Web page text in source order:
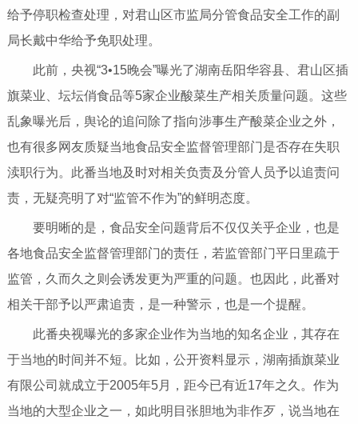
给予停职检查处理，对君山区市监局分管食品安全工作的副
局长戴中华给予免职处理。
此前， 央视“3•15晚会”曝光了湖南岳阳华容县、君山区插
旗菜业、坛坛俏食品等5家企业酸菜生产相关质量问题。这些
乱象曝光后，舆论的追问除了指向涉事生产酸菜企业之外，
也有很多网友质疑当地食品安全监督管理部门是否存在失职
渎职行为。此番当地及时对相关负责及分管人员予以追责问
责，无疑亮明了对“监管不作为”的鲜明态度。
要明晰的是，食品安全问题背后不仅仅关乎企业，也是
各地食品安全监督管理部门的责任，若监管部门平日里疏于
监管，久而久之则会诱发更为严重的问题。也因此，此番对
相关干部予以严肃追责，是一种警示，也是一个提醒。
此番央视曝光的多家企业作为当地的知名企业，其存在
于当地的时间并不短。比如，公开资料显示，湖南插旗菜业
有限公司就成立于2005年5月，距今已有近17年之久。作为
当地的大型企业之一，如此明目张胆地为非作歹，说当地在